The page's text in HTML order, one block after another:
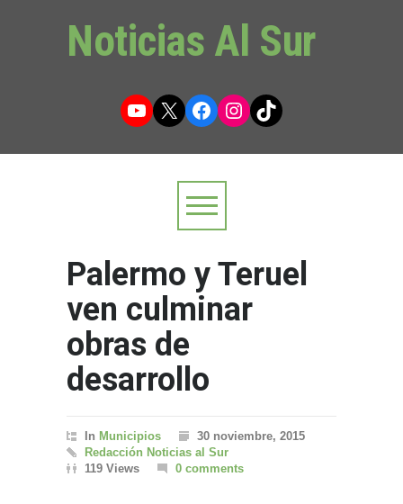
Noticias Al Sur
YouTube
X Facebook
Instagram
TikTok
Palermo y Teruel
ven culminar
obras de
desarrollo
In Municipios
30 noviembre, 2015
Redacción Noticias al Sur
119 Views
0 comments